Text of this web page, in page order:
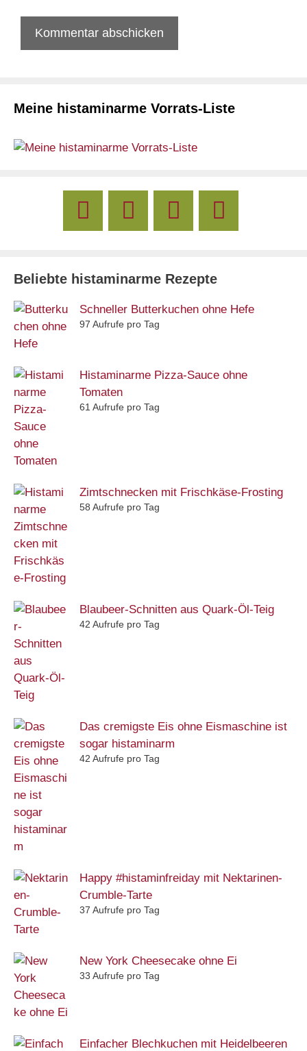
Meine histaminarme Vorrats-Liste
Beliebte histaminarme Rezepte
Schneller Butterkuchen ohne Hefe
97 Aufrufe pro Tag
Histaminarme Pizza-Sauce ohne
Tomaten
61 Aufrufe pro Tag
Zimtschnecken mit Frischkäse-Frosting
58 Aufrufe pro Tag
Blaubeer-Schnitten aus Quark-Öl-Teig
42 Aufrufe pro Tag
Das cremigste Eis ohne Eismaschine ist
sogar histaminarm
42 Aufrufe pro Tag
Happy #histaminfreiday mit Nektarinen-
Crumble-Tarte
37 Aufrufe pro Tag
New York Cheesecake ohne Ei
33 Aufrufe pro Tag
Einfacher Blechkuchen mit Heidelbeeren